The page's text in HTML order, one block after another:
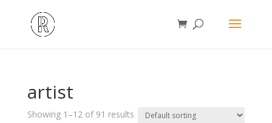
artist
Showing 1–12 of 91 results